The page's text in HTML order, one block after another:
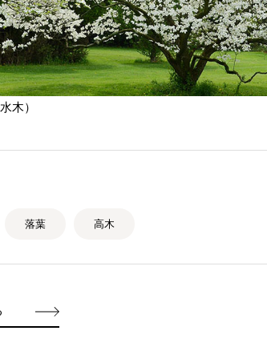
木）
落葉 高木